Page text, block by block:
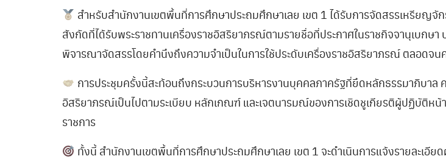
สำหรับสำนักงานเขตพื้นที่การศึกษาประถมศึกษาเลย เขต 1 ได้รับการจัดสรรเหรียญ
สังกัดที่ได้รับพระราชทานเครื่องราชอิสริยาภรณ์ตามรายชื่อที่ประกาศในราชกิจจานุเบก
พิจารณาจัดสรรโดยคำนึงถึงความจำเป็นในการใช้ประดับเครื่องราชอิสริยาภรณ์ ตลอดจน
การประชุมครั้งนี้สะท้อนถึงกระบวนการบริหารงานบุคคลภาครัฐที่ยึดหลักธรรมาภิบาล
อิสริยาภรณ์เป็นไปตามระเบียบ หลักเกณฑ์ และเจตนารมณ์ของการเชิดชูเกียรติผู้ปฏิบัติหน้
ราชการ
ทั้งนี้ สำนักงานเขตพื้นที่การศึกษาประถมศึกษาเลย เขต 1 จะดำเนินการแจ้งรายละเ